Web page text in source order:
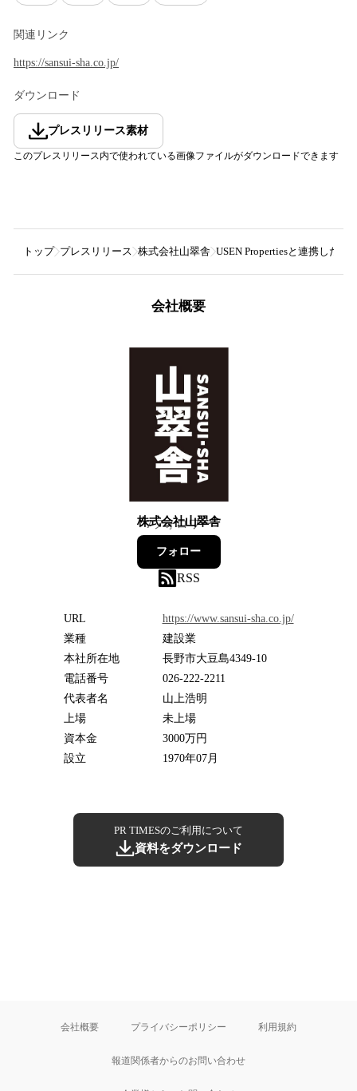
関連リンク
https://sansui-sha.co.jp/
ダウンロード
プレスリリース素材
このプレスリリース内で使われている画像ファイルがダウンロードできます
トップ プレスリリース 株式会社山翠舎 USEN Propertiesと連携した
会社概要
株式会社山翠舎
7フォロワー
フォロー
RSS
URL
https://www.sansui-sha.co.jp/
業種
建設業
本社所在地
長野市大豆島4349-10
電話番号
026-222-2211
代表者名
山上浩明
上場
未上場
資本金
3000万円
設立
1970年07月
PR TIMESのご利用について
資料をダウンロード
会社概要 プライバシーポリシー 利用規約
報道関係者からのお問い合わせ